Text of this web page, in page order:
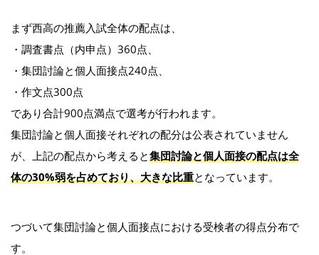
まず西高の推薦入試全体の配点は、
・調査書点（内申点）360点、
・集団討論と個人面接点240点、
・作文点300点
であり合計900点満点で選考が行われます。
集団討論と個人面接それぞれの配分は公表されていません
が、上記の配点から考えると集団討論と個人面接の配点は全
体の30%弱を占めており、大きな比重となっています。
つづいて集団討論と個人面接点における受検者の得点分布で
す。